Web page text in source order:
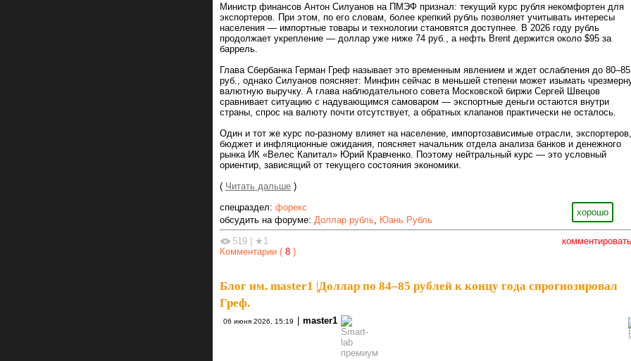
Министр финансов Антон Силуанов на ПМЭФ признал: текущий курс рубля некомфортен для
экспортеров. При этом, по его словам, более крепкий рубль позволяет учитывать интересы
населения — импортные товары и технологии становятся доступнее. В 2026 году рубль
продолжает укрепление — доллар уже ниже 74 руб., а нефть Brent держится около $95 за
баррель.
Глава Сбербанка Герман Греф называет это временным явлением и ждет ослабления до 80–85
руб., однако Силуанов поясняет: Минфин сейчас в меньшей степени может изымать
валютную выручку. А глава наблюдательного совета Московской биржи Сергей Швецов
сравнивает ситуацию с надувающимся самоваром — экспортные деньги остаются внутри
страны, спрос на валюту почти отсутствует, а обратных клапанов практически не осталось.
Один и тот же курс по-разному влияет на население, импортозависимые отрасли, экспортеров,
бюджет и инфляционные ожидания, поясняет начальник отдела анализа банков и денежного
рынка ИК «Велес Капитал» Юрий Кравченко. Поэтому нейтральный курс — это условный
ориентир, зависящий от текущего состояния экономики.
( Читать дальше )
хорошо
спецраздел: форекс
обсудить на форуме: Доллар рубль Юань Рубль
комментировать
519
★1
Комментарии ( 8 )
Блог им. master1 |Доллар по 84–85 рублей к концу года спрогнозировал
Греф.
06 июня 2026, 15:19 master1